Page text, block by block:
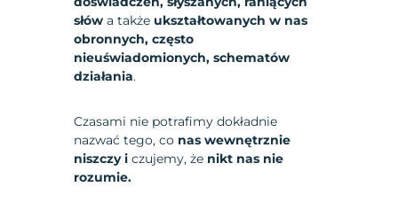
słówa także ukształtowanych w nas
obronnych, często
nieuświadomionych, schematów
działania.
Czasami nie potrafimy dokładnie
nazwać tego, co nas wewnętrznie
niszczy iczujemy, że nikt nas nie
rozumie.